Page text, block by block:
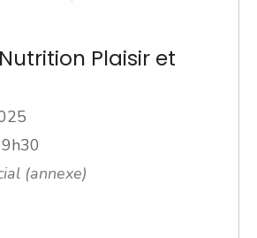
Plaisir et
(annexe)